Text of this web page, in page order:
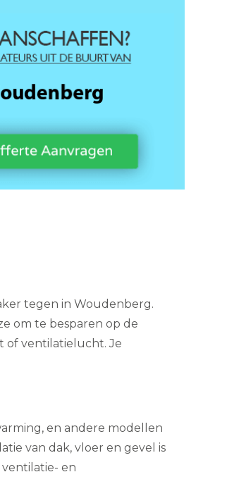
tegen in Woudenberg.
om te besparen op de
of ventilatielucht. Je
en andere modellen
van dak, vloer en gevel is
en